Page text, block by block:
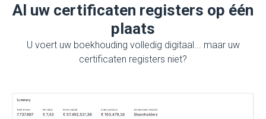
Al uw certificaten registers op één
plaats
U voert uw boekhouding volledig digitaal... maar uw
certificaten registers niet?